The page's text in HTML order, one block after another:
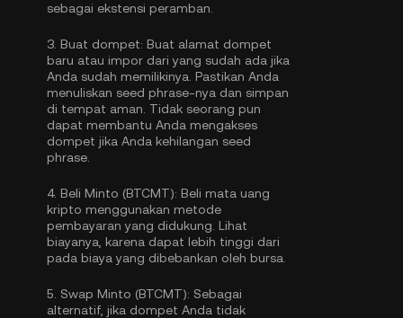
sebagai ekstensi peramban.
3. Buat dompet: Buat alamat dompet
baru atau impor dari yang sudah ada jika
Anda sudah memilikinya. Pastikan Anda
menuliskan seed phrase-nya dan simpan
di tempat aman. Tidak seorang pun
dapat membantu Anda mengakses
dompet jika Anda kehilangan seed
phrase.
4. Beli Minto (BTCMT): Beli mata uang
kripto menggunakan metode
pembayaran yang didukung. Lihat
biayanya, karena dapat lebih tinggi dari
pada biaya yang dibebankan oleh bursa.
5. Swap Minto (BTCMT): Sebagai
alternatif, jika dompet Anda tidak